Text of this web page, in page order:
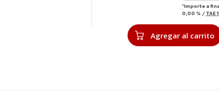
*Importe a
0,00 % / TAE
Agregar al carrito